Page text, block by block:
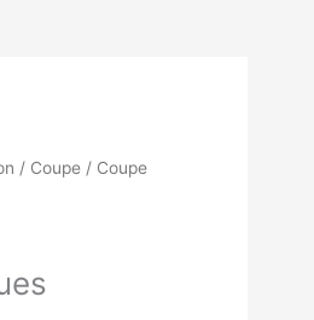
/ Coupe/ Coupe